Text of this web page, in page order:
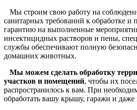
Мы строим свою работу на
санитарных требований к обработке и
гарантию на выполненные
инсектицидных растворов и пены,
службы обеспечивают полную
домашних животных.
Мы можем сделать обработку
участков и помещений, чтобы их
распространилось к вам. При
обработать вашу крышу, гаражи и даже